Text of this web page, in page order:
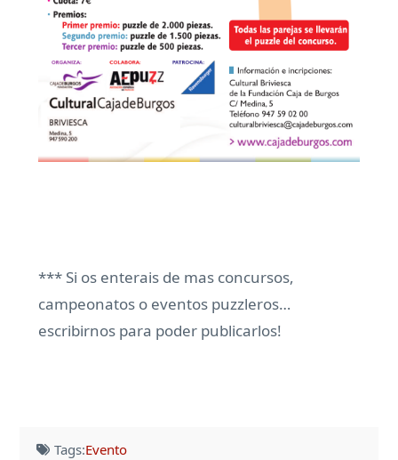
*** Si os enterais de mas concursos,
campeonatos o eventos puzzleros…
escribirnos para poder publicarlos!
Tags:Evento